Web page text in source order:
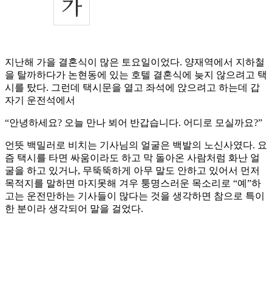
지난해 가을 결혼식이 많은 토요일이었다. 양재역에서 지하철
을 탈까하다가 논현동에 있는 호텔 결혼식에 늦지 않으려고 택
시를 탔다. 그런데 택시문을 열고 좌석에 앉으려고 하는데 갑
자기 운전석에서
“안녕하세요? 오늘 만나 뵈어 반갑습니다. 어디로 모실까요?”
언뜻 백밀러로 비치는 기사님의 얼굴은 백발의 노신사였다. 요
즘 택시를 타면 싸움이라도 하고 막 돌아온 사람처럼 화난 얼
굴을 하고 있거나, 무뚝뚝하게 아무 말도 안하고 있어서 먼저
목적지를 말하면 마지못해 겨우 퉁명스러운 목소리로 “예”하
고는 운전만하는 기사들이 많다는 것을 생각하면 참으로 특이
한 분이라 생각되어 말을 걸었다.